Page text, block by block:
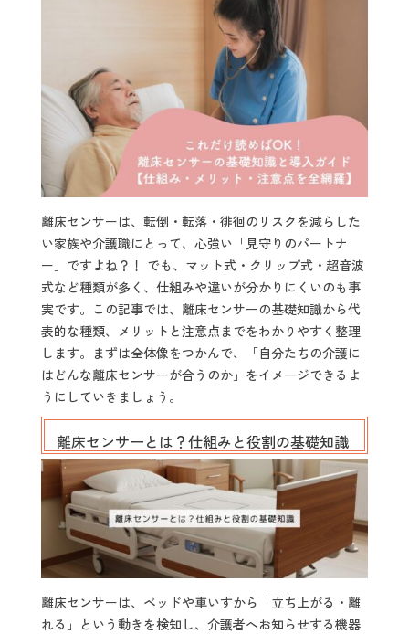
離床センサーは、転倒・転落・徘徊のリスクを減らした
い家族や介護職にとって、心強い「見守りのパートナ
ー」ですよね？！ でも、マット式・クリップ式・超音波
式など種類が多く、仕組みや違いが分かりにくいのも事
実です。この記事では、離床センサーの基礎知識から代
表的な種類、メリットと注意点までをわかりやすく整理
します。まずは全体像をつかんで、「自分たちの介護に
はどんな離床センサーが合うのか」をイメージできるよ
うにしていきましょう。
離床センサーとは？仕組みと役割の基礎知識
離床センサーは、ベッドや車いすから「立ち上がる・離
れる」という動きを検知し、介護者へお知らせする機器